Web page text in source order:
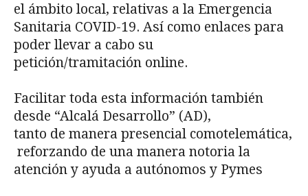
el ámbito local, relativas a la Emergencia
Sanitaria COVID-19. Así como enlaces para
poder llevar a cabo su
petición/tramitación online.
Facilitar toda esta información también
desde “Alcalá Desarrollo” (AD),
tanto de manera presencial comotelemática,
reforzando de una manera notoria la
atención y ayuda a autónomos y Pymes